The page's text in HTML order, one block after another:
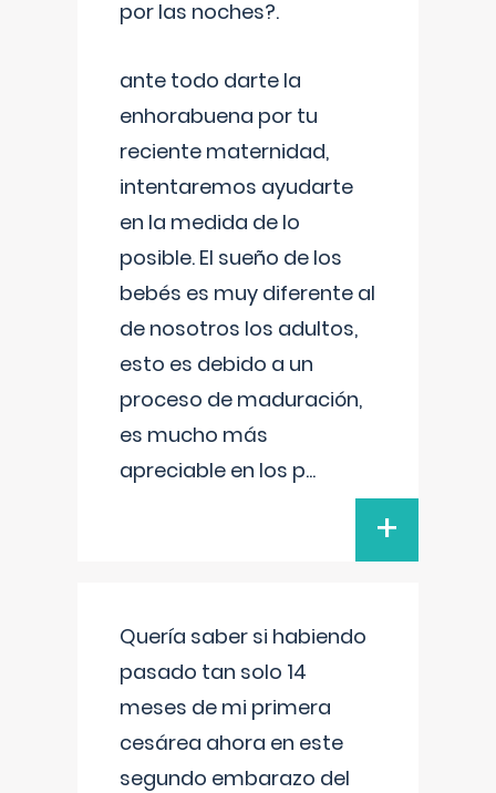
por las noches?.
ante todo darte la
enhorabuena por tu
reciente maternidad,
intentaremos ayudarte
en la medida de lo
posible. El sueño de los
bebés es muy diferente al
de nosotros los adultos,
esto es debido a un
proceso de maduración,
es mucho más
apreciable en los p...
+
Quería saber si habiendo
pasado tan solo 14
meses de mi primera
cesárea ahora en este
segundo embarazo del